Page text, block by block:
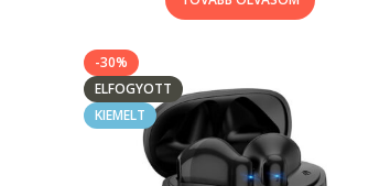
-30%
ELFOGYOTT
KIEMELT